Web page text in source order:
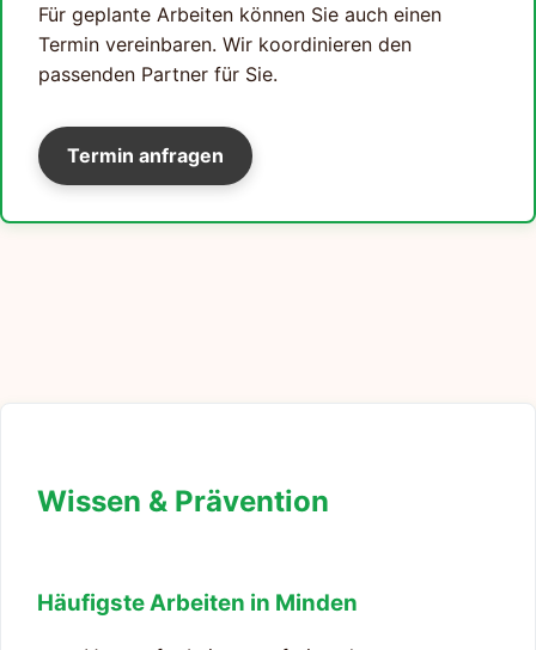
Für geplante Arbeiten können Sie auch einen
Termin vereinbaren. Wir koordinieren den
passenden Partner für Sie.
Termin anfragen
Wissen & Prävention
Häufigste Arbeiten in Minden